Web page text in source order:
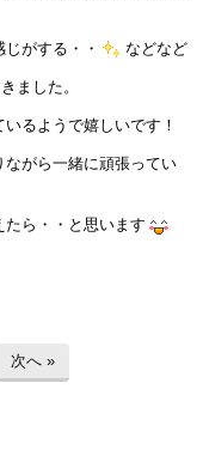
がする・・ などなど
ました。
るようで嬉しいです！
がら一緒に頑張ってい
ら・・と思います
次へ »